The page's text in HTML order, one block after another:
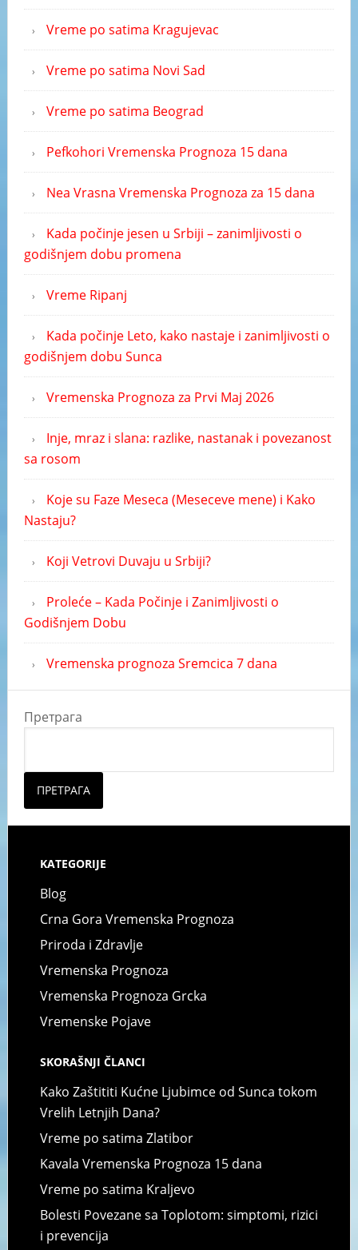
Vreme po satima Kragujevac
Vreme po satima Novi Sad
Vreme po satima Beograd
Pefkohori Vremenska Prognoza 15 dana
Nea Vrasna Vremenska Prognoza za 15 dana
Kada počinje jesen u Srbiji – zanimljivosti o
godišnjem dobu promena
Vreme Ripanj
Kada počinje Leto, kako nastaje i zanimljivosti o
godišnjem dobu Sunca
Vremenska Prognoza za Prvi Maj 2026
Inje, mraz i slana: razlike, nastanak i povezanost
sa rosom
Koje su Faze Meseca (Meseceve mene) i Kako
Nastaju?
Koji Vetrovi Duvaju u Srbiji?
Proleće – Kada Počinje i Zanimljivosti o
Godišnjem Dobu
Vremenska prognoza Sremcica 7 dana
Претрага
ПРЕТРАГА
KATEGORIJE
Blog
Crna Gora Vremenska Prognoza
Priroda i Zdravlje
Vremenska Prognoza
Vremenska Prognoza Grcka
Vremenske Pojave
SKORAŠNJI ČLANCI
Kako Zaštititi Kućne Ljubimce od Sunca tokom
Vrelih Letnjih Dana?
Vreme po satima Zlatibor
Kavala Vremenska Prognoza 15 dana
Vreme po satima Kraljevo
Bolesti Povezane sa Toplotom: simptomi, rizici
i prevencija